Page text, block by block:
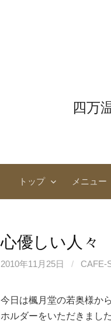
四万
トップ メニュー
心優しい人々
2010年11月25日 / CAFE-
今日は楓月堂の若奥様か
ホルダーをいただきました